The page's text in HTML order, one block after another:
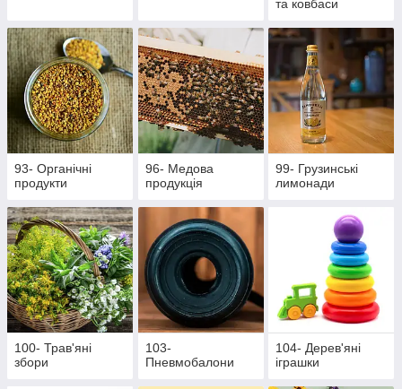
та ковбаси
93- Органічні
продукти
96- Медова
продукція
99- Грузинські
лимонади
100- Трав'яні
збори
103-
Пневмобалони
104- Дерев'яні
іграшки